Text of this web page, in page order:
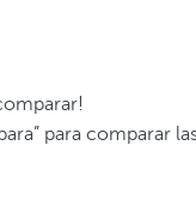
para comparar